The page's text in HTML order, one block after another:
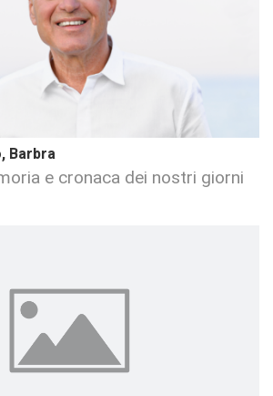
Barbra
e cronaca dei nostri giorni